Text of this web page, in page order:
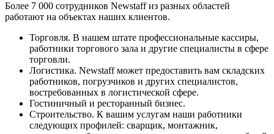
Более 7 000 сотрудников Newstaff из разных областей
работают на объектах наших клиентов.
Торговля. В нашем штате профессиональные кассиры,
работники торгового зала и другие специалисты в сфере
торговли.
Логистика. Newstaff может предоставить вам складских
работников, погрузчиков и других специалистов,
востребованных в логистической сфере.
Гостиничный и ресторанный бизнес.
Строительство. К вашим услугам наши работники
следующих профилей: сварщик, монтажник,